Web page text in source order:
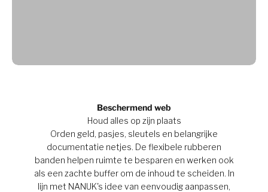
Beschermend web
Houd alles op zijn plaats
Orden geld, pasjes, sleutels en belangrijke
documentatie netjes. De flexibele rubberen
banden helpen ruimte te besparen en werken ook
als een zachte buffer om de inhoud te scheiden. In
lijn met NANUK's idee van eenvoudig aanpassen,